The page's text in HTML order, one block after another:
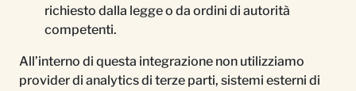
richiesto dalla legge o da ordini di autorità
competenti.
All’interno di questa integrazione non utilizziamo
provider di analytics di terze parti, sistemi esterni di